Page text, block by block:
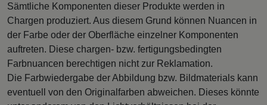
Sämtliche Komponenten dieser Produkte werden in
Chargen produziert. Aus diesem Grund können Nuancen in
der Farbe oder der Oberfläche einzelner Komponenten
auftreten. Diese chargen- bzw. fertigungsbedingten
Farbnuancen berechtigen nicht zur Reklamation.
Die Farbwiedergabe der Abbildung bzw. Bildmaterials kann
eventuell von den Originalfarben abweichen. Dieses könnte